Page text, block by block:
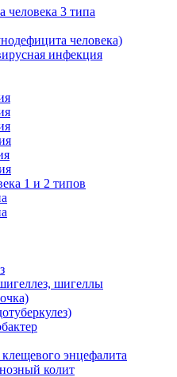
человека 3 типа
человека)
инфекция
1 и 2 типов
шигеллы
энцефалита
колит